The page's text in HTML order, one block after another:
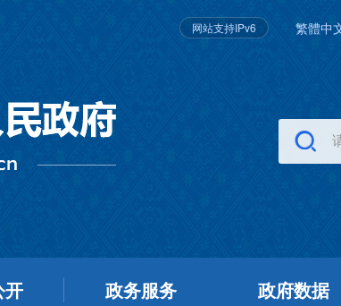
网站支持IPv6 繁體中
开 政务服务 政府数据